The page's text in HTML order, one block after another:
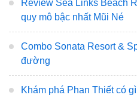
Review Sea Links Beach
quy mô bậc nhất Mũi Né
Combo Sonata Resort &
đường
Khám phá Phan Thiết có